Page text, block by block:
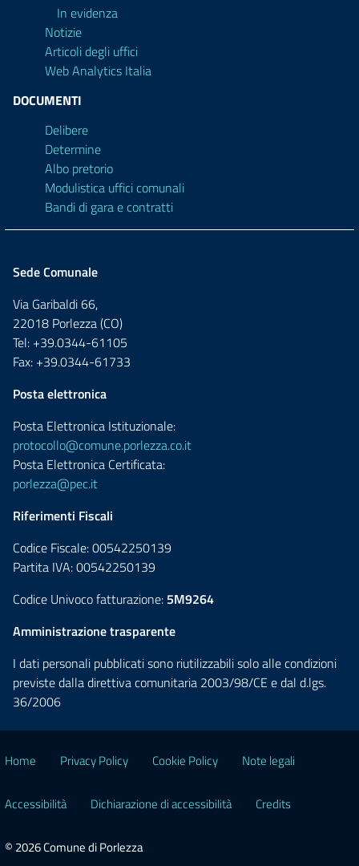
In evidenza
Notizie
Articoli degli uffici
Web Analytics Italia
DOCUMENTI
Delibere
Determine
Albo pretorio
Modulistica uffici comunali
Bandi di gara e contratti
Sede Comunale
Via Garibaldi 66,
22018 Porlezza (CO)
Tel: +39.0344-61105
Fax: +39.0344-61733
Posta elettronica
Posta Elettronica Istituzionale:
protocollo@comune.porlezza.co.it
Posta Elettronica Certificata:
porlezza@pec.it
Riferimenti Fiscali
Codice Fiscale: 00542250139
Partita IVA: 00542250139
Codice Univoco fatturazione: 5M9264
Amministrazione trasparente
I dati personali pubblicati sono riutilizzabili solo alle condizioni
previste dalla direttiva comunitaria 2003/98/CE e dal d.lgs.
36/2006
Home Privacy Policy Cookie Policy Note legali
Accessibilità Dichiarazione di accessibilità Credits
© 2026 Comune di Porlezza